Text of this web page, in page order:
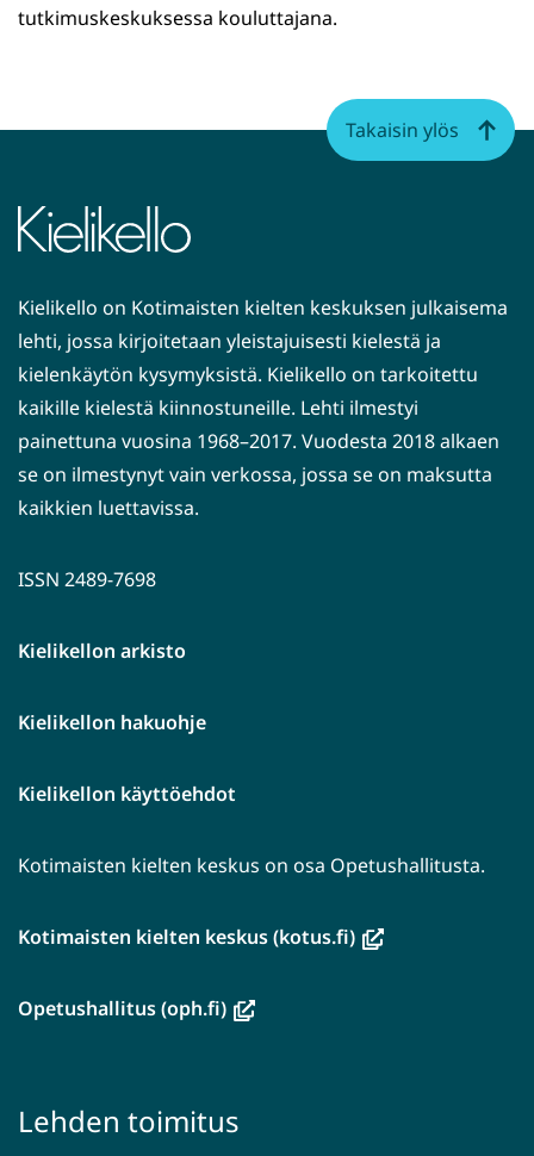
tutkimuskeskuksessa kouluttajana.
Kielikello on Kotimaisten kielten keskuksen julkaisema
lehti, jossa kirjoitetaan yleistajuisesti kielestä ja
kielenkäytön kysymyksistä. Kielikello on tarkoitettu
kaikille kielestä kiinnostuneille. Lehti ilmestyi
painettuna vuosina 1968–2017. Vuodesta 2018 alkaen
se on ilmestynyt vain verkossa, jossa se on maksutta
kaikkien luettavissa.
ISSN 2489-7698
Kielikellon arkisto
Kielikellon hakuohje
Kielikellon käyttöehdot
Kotimaisten kielten keskus on osa Opetushallitusta.
Kotimaisten kielten keskus (kotus.fi)(avautuu
Opetushallitus (oph.fi)(avautuu
toiseen
Lehden toimitus
Takaisin ylös